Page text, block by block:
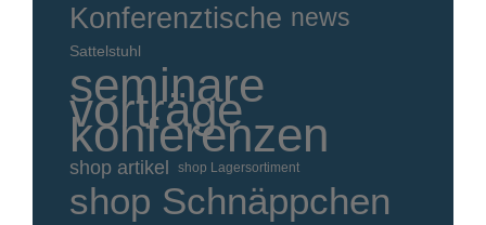
Konferenztische news
Sattelstuhl
seminare
vorträge
konferenzen
shop artikel shop Lagersortiment
shop Schnäppchen